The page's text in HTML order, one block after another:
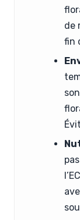
de
fin